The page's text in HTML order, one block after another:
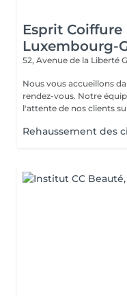
Esprit Coiffure
Luxembourg-
52, Avenue de la Liberté
Nous vous accueillons
rendez-vous. Notre
l'attente de nos clients
Rehaussement des